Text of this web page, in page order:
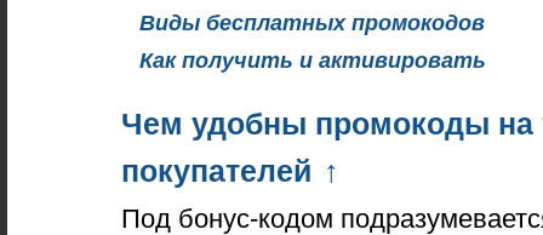
Виды бесплатных промокодов
Как получить и активировать
Чем удобны промокоды на
покупателей ↑
Под бонус-кодом